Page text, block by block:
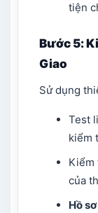
tiện
Bước 5:
Giao
Sử dụng
Test
kiểm
Kiểm
của
Hồ